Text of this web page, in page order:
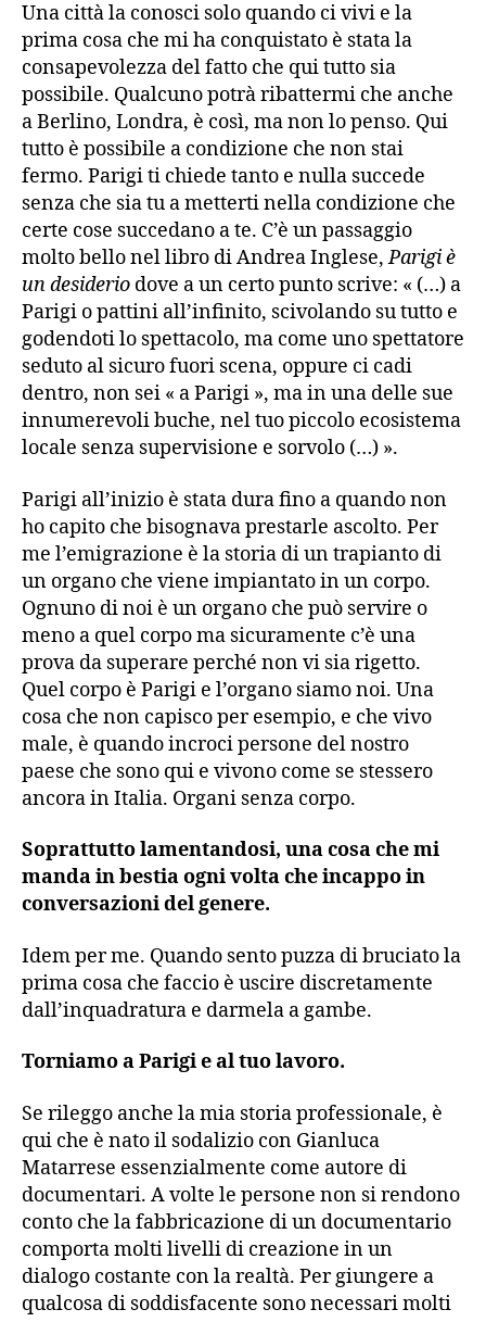
Una città la conosci solo quando ci vivi e la
prima cosa che mi ha conquistato è stata la
consapevolezza del fatto che qui tutto sia
possibile. Qualcuno potrà ribattermi che anche
a Berlino, Londra, è così, ma non lo penso. Qui
tutto è possibile a condizione che non stai
fermo. Parigi ti chiede tanto e nulla succede
senza che sia tu a metterti nella condizione che
certe cose succedano a te. C’è un passaggio
molto bello nel libro di Andrea Inglese,Parigi è
un desiderio dove a un certo punto scrive: « (…) a
Parigi o pattini all’infinito, scivolando su tutto e
godendoti lo spettacolo, ma come uno spettatore
seduto al sicuro fuori scena, oppure ci cadi
dentro, non sei « a Parigi », ma in una delle sue
innumerevoli buche, nel tuo piccolo ecosistema
locale senza supervisione e sorvolo (…) ».
Parigi all’inizio è stata dura fino a quando non
ho capito che bisognava prestarle ascolto. Per
me l’emigrazione è la storia di un trapianto di
un organo che viene impiantato in un corpo.
Ognuno di noi è un organo che può servire o
meno a quel corpo ma sicuramente c’è una
prova da superare perché non vi sia rigetto.
Quel corpo è Parigi e l’organo siamo noi. Una
cosa che non capisco per esempio, e che vivo
male, è quando incroci persone del nostro
paese che sono qui e vivono come se stessero
ancora in Italia. Organi senza corpo.
Soprattutto lamentandosi, una cosa che mi
manda in bestia ogni volta che incappo in
conversazioni del genere.
Idem per me. Quando sento puzza di bruciato la
prima cosa che faccio è uscire discretamente
dall’inquadratura e darmela a gambe.
Torniamo a Parigi e al tuo lavoro.
Se rileggo anche la mia storia professionale, è
qui che è nato il sodalizio con Gianluca
Matarrese essenzialmente come autore di
documentari. A volte le persone non si rendono
conto che la fabbricazione di un documentario
comporta molti livelli di creazione in un
dialogo costante con la realtà. Per giungere a
qualcosa di soddisfacente sono necessari molti